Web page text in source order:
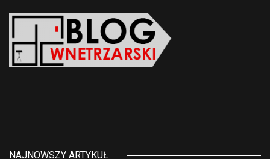
NAJNOWSZY ARTYKUŁ